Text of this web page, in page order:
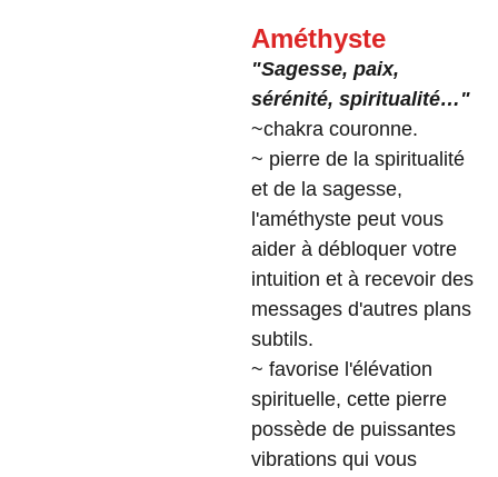
Améthyste
"Sagesse, paix,
sérénité, spiritualité…"
~chakra couronne.
~ pierre de la spiritualité
et de la sagesse,
l'améthyste peut vous
aider à débloquer votre
intuition et à recevoir des
messages d'autres plans
subtils.
~ favorise l'élévation
spirituelle, cette pierre
possède de puissantes
vibrations qui vous